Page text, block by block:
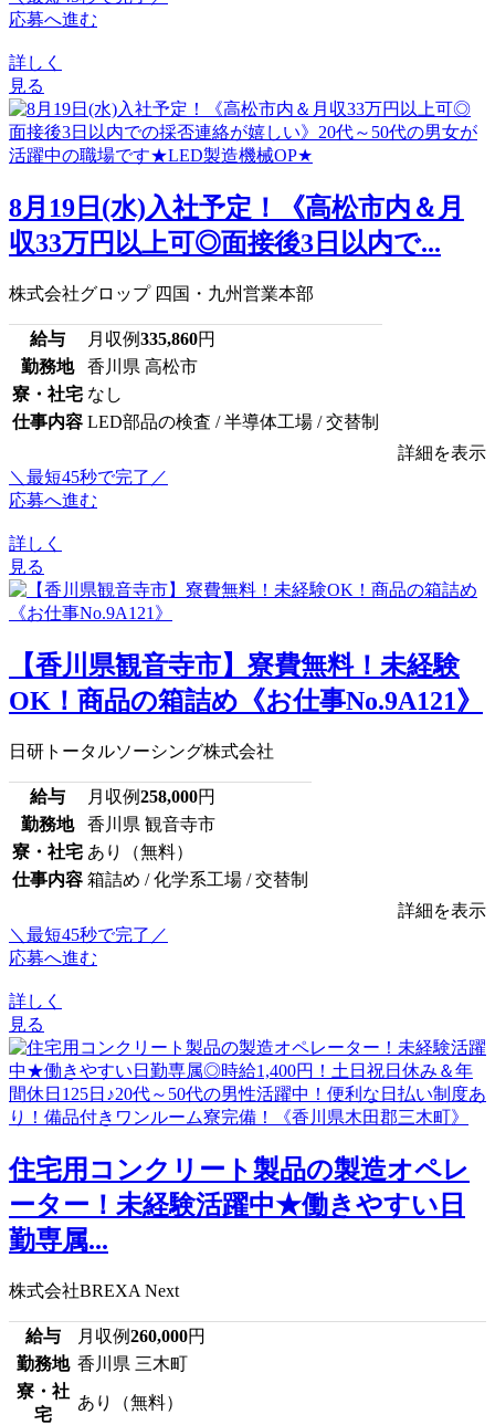
応募へ進む
詳しく
見る
8月19日(水)入社予定！《高松市内＆月
収33万円以上可◎面接後3日以内で...
株式会社グロップ 四国・九州営業本部
給与 月収例335,860円
勤務地
香川県 高松市
寮・社宅 なし
仕事内容 LED部品の検査 / 半導体工場 / 交替制
詳細を表示
＼最短45秒で完了／
応募へ進む
詳しく
見る
【香川県観音寺市】寮費無料！未経験
OK！商品の箱詰め《お仕事No.9A121》
日研トータルソーシング株式会社
給与 月収例258,000円
勤務地
香川県 観音寺市
寮・社宅 あり（無料）
仕事内容 箱詰め / 化学系工場 / 交替制
詳細を表示
＼最短45秒で完了／
応募へ進む
詳しく
見る
住宅用コンクリート製品の製造オペレ
ーター！未経験活躍中★働きやすい日
勤専属...
株式会社BREXA Next
給与 月収例260,000円
勤務地 香川県 三木町
寮・社
宅
あり（無料）